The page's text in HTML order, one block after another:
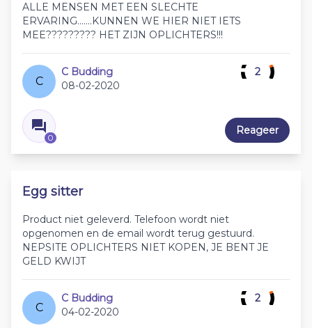
ALLE MENSEN MET EEN SLECHTE
ERVARING.......KUNNEN WE HIER NIET IETS
MEE????????? HET ZIJN OPLICHTERS!!!
C
C Budding
08-02-2020
0
2
Reageer
Egg sitter
Product niet geleverd. Telefoon wordt niet
opgenomen en de email wordt terug gestuurd.
NEPSITE OPLICHTERS NIET KOPEN, JE BENT JE
GELD KWIJT
C
C Budding
04-02-2020
2